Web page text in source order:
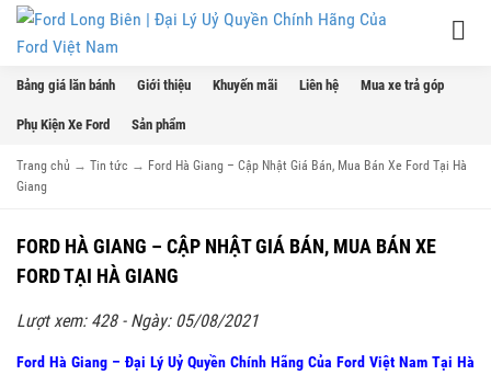
Bảng giá lăn bánh Giới thiệu Khuyến mãi Liên hệ Mua xe trả góp
Phụ Kiện Xe Ford Sản phẩm
Trang chủ → Tin tức → Ford Hà Giang – Cập Nhật Giá Bán, Mua Bán Xe Ford Tại Hà
Giang
FORD HÀ GIANG – CẬP NHẬT GIÁ BÁN, MUA BÁN XE
FORD TẠI HÀ GIANG
Lượt xem: 428 - Ngày: 05/08/2021
Ford Hà Giang – Đại Lý Uỷ Quyền Chính Hãng Của Ford Việt Nam Tại Hà